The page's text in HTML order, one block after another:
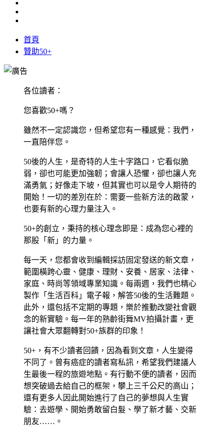
首頁
贊助50+
各位讀者：
您喜歡50+嗎？
雖然不一定認識您，但希望您有一種感覺：我們，
一直陪伴您。
50後的人生，是奇特的人生十字路口，它看似脆
弱，卻也可能更加強韌；會讓人恐懼，卻也讓人充
滿勇氣；好像走下坡，但其實也可以是令人期待的
開始！一切的差別在於：需要一些新方法的啟蒙，
也要有新的心理力量注入。
50+的創立，秉持的核心理念即是：成為您心裡的
那股「新」的力量。
每一天，您都會收到編輯採訪固定發送的新文章，
範圍橫跨心靈、健康、理財、安養、居家、法律、
家庭、時尚等領域專業知識。每兩週，我們也精心
製作「生活百科」電子報，解答50後的生活難題。
此外，還包括不定期的專題，樂於推動改變社會觀
念的新實驗。每一年的熟齡街舞MV拍攝計畫，更
讓社會大眾翻轉對50+族群的印象！
50+，有不少讀者回饋，因為看到文章，人生變得
不同了。曾有癌症的讀者寫私訊，希望我們建議人
生最後一程的旅遊地點。有行動不便的讀者，因而
想突破過去給自己的框架，攀上三千公尺的高山；
還有更多人因此開始進行了自己的夢想與人生實
驗：去遊學、開始勇敢留白髮、學了新才藝、交新
朋友……。